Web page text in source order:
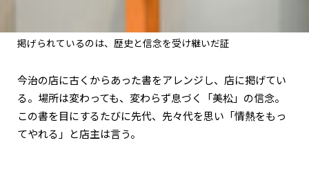
掲げられているのは、歴史と信念を受け継いだ証
今治の店に古くからあった書をアレンジし、店に掲げてい
る。場所は変わっても、変わらず息づく「美松」の信念。
この書を目にするたびに先代、先々代を思い「情熱をもっ
てやれる」と店主は言う。